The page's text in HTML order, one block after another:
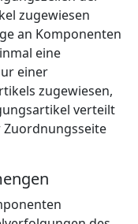
zugewiesen
an Komponenten
eine
einer
zugewiesen,
verteilt
Zuordnungsseite